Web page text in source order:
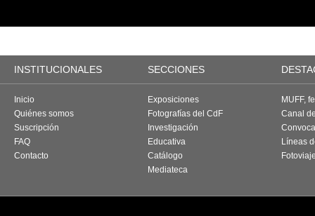
INSTITUCIONALES SECCIONES
Inicio
Quiénes somos
Suscripción
FAQ
Contacto
Exposiciones
Fotografías del CdF
Investigación
Educativa
Catálogo
Mediateca
MUFF,
Canal
Líneas